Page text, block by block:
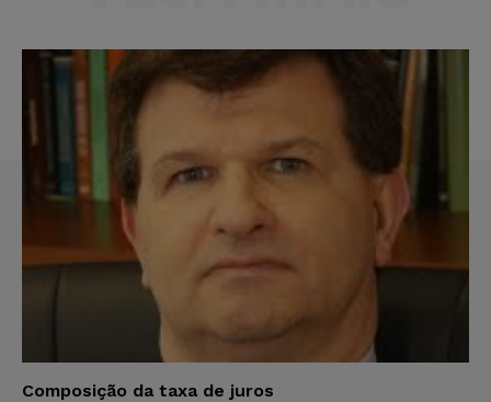
Composição da taxa de juros